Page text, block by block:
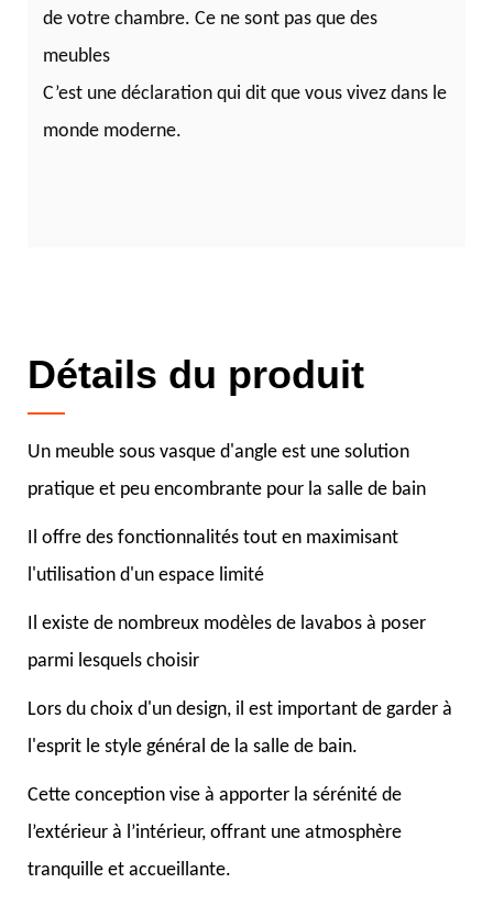
de votre chambre. Ce ne sont pas que des
meubles
C’est une déclaration qui dit que vous vivez dans le
monde moderne.
Détails du produit
Un meuble sous vasque d'angle est une solution
pratique et peu encombrante pour la salle de bain
Il offre des fonctionnalités tout en maximisant
l'utilisation d'un espace limité
Il existe de nombreux modèles de lavabos à poser
parmi lesquels choisir
Lors du choix d'un design, il est important de garder à
l'esprit le style général de la salle de bain.
Cette conception vise à apporter la sérénité de
l’extérieur à l’intérieur, offrant une atmosphère
tranquille et accueillante.